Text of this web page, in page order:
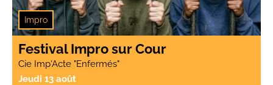
Impro
Festival Impro sur Cour
Cie Imp'Acte "Enfermés"
Jeudi 13 août